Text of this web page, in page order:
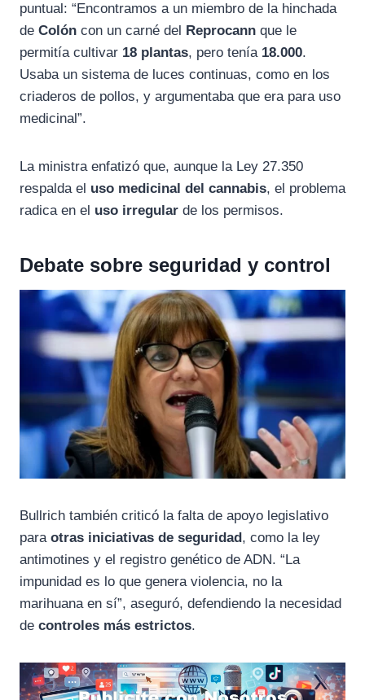
puntual: “Encontramos a un miembro de la hinchada
de Colón con un carné del Reprocann que le
permitía cultivar 18 plantas, pero tenía 18.000.
Usaba un sistema de luces continuas, como en los
criaderos de pollos, y argumentaba que era para uso
medicinal”.
La ministra enfatizó que, aunque la Ley 27.350
respalda el uso medicinal del cannabis, el problema
radica en el uso irregular de los permisos.
Debate sobre seguridad y control
Bullrich también criticó la falta de apoyo legislativo
para otras iniciativas de seguridad, como la ley
antimotines y el registro genético de ADN. “La
impunidad es lo que genera violencia, no la
marihuana en sí”, aseguró, defendiendo la necesidad
de controles más estrictos.